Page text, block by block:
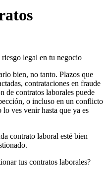
legal en tu negocio
bien, no tanto. Plazos que
contrataciones en fraude
contratos laborales puede
o incluso en un conflicto
ves venir hasta que ya es
contrato laboral esté bien
tus contratos laborales?